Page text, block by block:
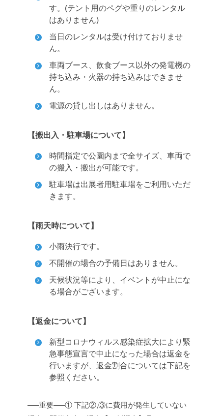
す。(テント用のペグや重りのレンタル
はありません)
当日のレンタルは受け付けておりませ
ん。
車両ブース、飲食ブース以外の発電機の
持ち込み・火器の持ち込みはできませ
ん。
電源の貸し出しはありません。
【搬出入・駐車場について】
時間指定で公園内まで全サイズ、車両で
の搬入・搬出が可能です。
駐車場は出展者用駐車場をご利用いただ
きます。
【雨天時について】
小雨決行です。
不開催の場合の予備日はありません。
天候状況等により、イベントが中止にな
る場合がございます。
【返金について】
新型コロナウィルス感染症拡大により緊
急事態宣言で中止になった場合は返金を
行いますが、返金割合については下記を
参照ください。
—–重要—–① 下記②,③に費用が発生していない